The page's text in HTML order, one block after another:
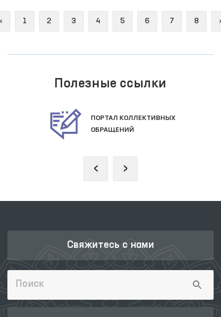
Previous
1 2 3 4 5 6 7 8
Полезные ссылки
ПОРТАЛ КОЛЛЕКТИВНЫХ
ОБРАЩЕНИЙ
‹ ›
Свяжитесь с нами